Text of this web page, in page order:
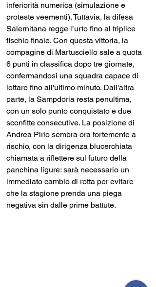
inferiorità numerica (simulazione e
proteste veementi). Tuttavia, la difesa
Salernitana regge l’urto fino al triplice
fischio finale. Con questa vittoria, la
compagine di Martusciello sale a quota
6 punti in classifica dopo tre giornate,
confermandosi una squadra capace di
lottare fino all'ultimo minuto. Dall'altra
parte, la Sampdoria resta penultima,
con un solo punto conquistato e due
sconfitte consecutive. La posizione di
Andrea Pirlo sembra ora fortemente a
rischio, con la dirigenza blucerchiata
chiamata a riflettere sul futuro della
panchina ligure: sarà necessario un
immediato cambio di rotta per evitare
che la stagione prenda una piega
negativa sin dalle prime battute.